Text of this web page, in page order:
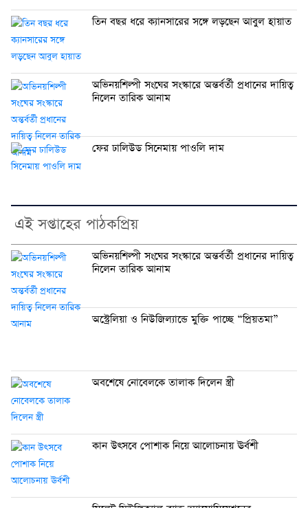
তিন বছর ধরে ক্যানসারের সঙ্গে লড়ছেন আবুল হায়াত
অভিনয়শিল্পী সংঘের সংস্কারে অন্তর্বর্তী প্রধানের দায়িত্ব
নিলেন তারিক আনাম
ফের ঢালিউড সিনেমায় পাওলি দাম
এই সপ্তাহের পাঠকপ্রিয়
অভিনয়শিল্পী সংঘের সংস্কারে অন্তর্বর্তী প্রধানের দায়িত্ব
নিলেন তারিক আনাম
অস্ট্রেলিয়া ও নিউজিল্যান্ডে মুক্তি পাচ্ছে “প্রিয়তমা”
অবশেষে নোবেলকে তালাক দিলেন স্ত্রী
কান উৎসবে পোশাক নিয়ে আলোচনায় ঊর্বশী